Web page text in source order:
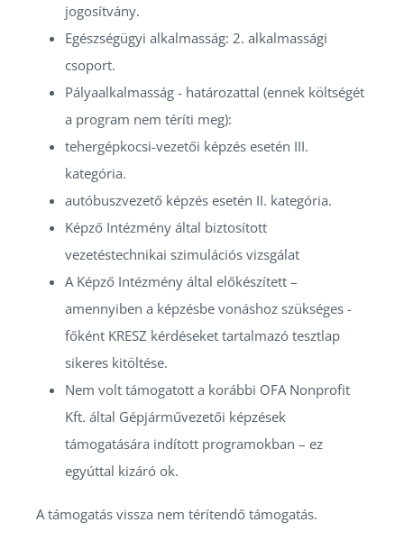
jogosítvány.
Egészségügyi alkalmasság: 2. alkalmassági
csoport.
Pályaalkalmasság - határozattal (ennek költségét
a program nem téríti meg):
tehergépkocsi-vezetői képzés esetén III.
kategória.
autóbuszvezető képzés esetén II. kategória.
Képző Intézmény által biztosított
vezetéstechnikai szimulációs vizsgálat
A Képző Intézmény által előkészített –
amennyiben a képzésbe vonáshoz szükséges -
főként KRESZ kérdéseket tartalmazó tesztlap
sikeres kitöltése.
Nem volt támogatott a korábbi OFA Nonprofit
Kft. által Gépjárművezetői képzések
támogatására indított programokban – ez
egyúttal kizáró ok.
A támogatás vissza nem térítendő támogatás.